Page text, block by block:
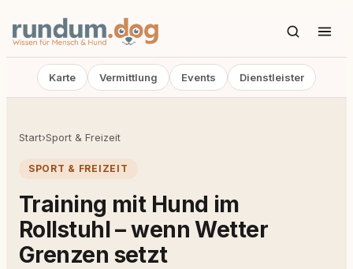
Karte Vermittlung Events Dienstleister
Start›Sport & Freizeit
SPORT & FREIZEIT
Training mit Hund im
Rollstuhl – wenn Wetter
Grenzen setzt